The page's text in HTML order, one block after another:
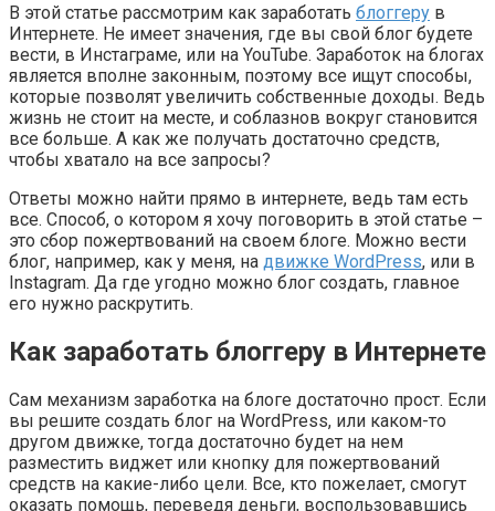
В этой статье рассмотрим как заработать блоггеру в
Интернете. Не имеет значения, где вы свой блог будете
вести, в Инстаграме, или на YouTube. Заработок на блогах
является вполне законным, поэтому все ищут способы,
которые позволят увеличить собственные доходы. Ведь
жизнь не стоит на месте, и соблазнов вокруг становится
все больше. А как же получать достаточно средств,
чтобы хватало на все запросы?
Ответы можно найти прямо в интернете, ведь там есть
все. Способ, о котором я хочу поговорить в этой статье –
это сбор пожертвований на своем блоге. Можно вести
блог, например, как у меня, на движке WordPress, или в
Instagram. Да где угодно можно блог создать, главное
его нужно раскрутить.
Как заработать блоггеру в Интернете
Сам механизм заработка на блоге достаточно прост. Если
вы решите создать блог на WordPress, или каком-то
другом движке, тогда достаточно будет на нем
разместить виджет или кнопку для пожертвований
средств на какие-либо цели. Все, кто пожелает, смогут
оказать помощь, переведя деньги, воспользовавшись